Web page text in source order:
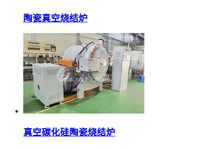
陶瓷真空烧结炉
真空碳化硅陶瓷烧结炉